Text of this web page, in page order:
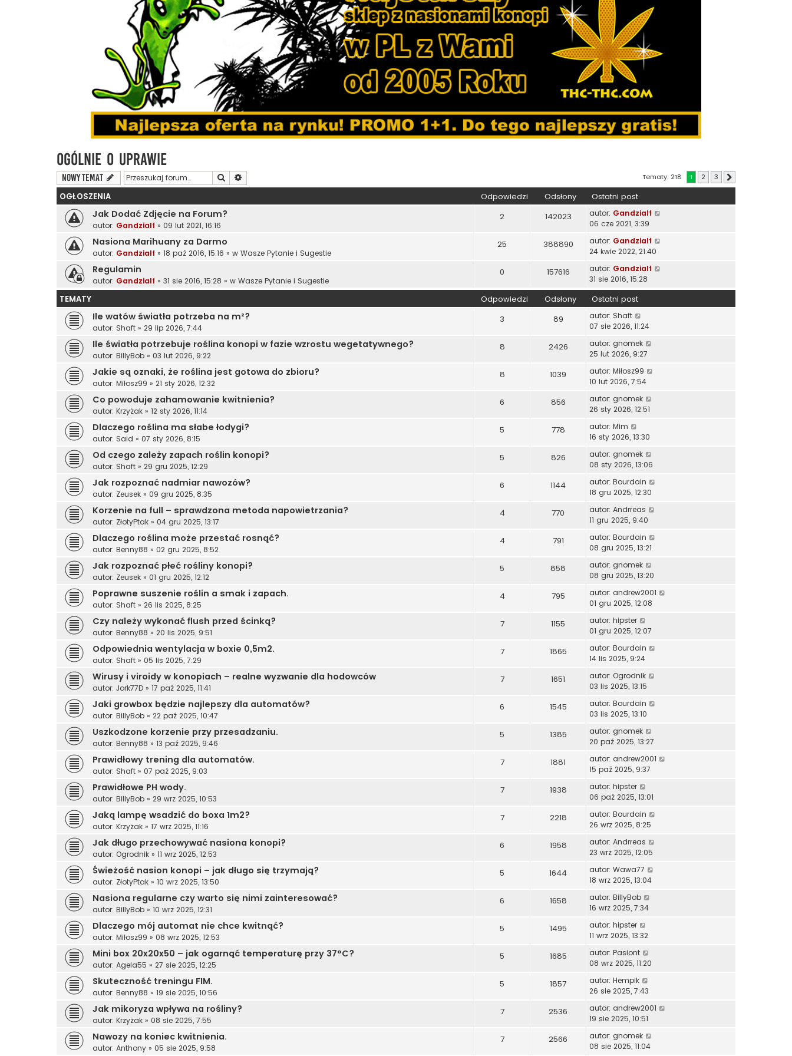
Ogólnie o Uprawie
NOWY TEMAT Szukaj Tematy: 218 1 2 3
OGŁOSZENIA Odpowiedzi Odsłony Ostatni post
Jak Dodać Zdjęcie na Forum?
autor: Gandzialf » 09 lut 2021, 16:16
2 142023 autor: Gandzialf
06 cze 2021, 3:39
Nasiona Marihuany za Darmo
autor: Gandzialf » 18 paź 2016, 15:16 » w Wasze Pytanie i Sugestie
25 388890 autor: Gandzialf
24 kwie 2022, 21:40
Regulamin
autor: Gandzialf » 31 sie 2016, 15:28 » w Wasze Pytanie i Sugestie
0 157616 autor: Gandzialf
31 sie 2016, 15:28
TEMATY Odpowiedzi Odsłony Ostatni post
Ile watów światła potrzeba na m²?
autor: Shaft » 29 lip 2026, 7:44
3 89 autor: Shaft
07 sie 2026, 11:24
Ile światła potrzebuje roślina konopi w fazie wzrostu wegetatywnego?
autor: BillyBob » 03 lut 2026, 9:22
8 2426 autor: gnomek
25 lut 2026, 9:27
Jakie są oznaki, że roślina jest gotowa do zbioru?
autor: Miłosz99 » 21 sty 2026, 12:32
8 1039 autor: Miłosz99
10 lut 2026, 7:54
Co powoduje zahamowanie kwitnienia?
autor: Krzyżak » 12 sty 2026, 11:14
6 856 autor: gnomek
26 sty 2026, 12:51
Dlaczego roślina ma słabe łodygi?
autor: Said » 07 sty 2026, 8:15
5 778 autor: Mim
16 sty 2026, 13:30
Od czego zależy zapach roślin konopi?
autor: Shaft » 29 gru 2025, 12:29
5 826 autor: gnomek
08 sty 2026, 13:06
Jak rozpoznać nadmiar nawozów?
autor: Zeusek » 09 gru 2025, 8:35
6 1144 autor: Bourdain
18 gru 2025, 12:30
Korzenie na full – sprawdzona metoda napowietrzania?
autor: ZłotyPtak » 04 gru 2025, 13:17
4 770 autor: Andrreas
11 gru 2025, 9:40
Dlaczego roślina może przestać rosnąć?
autor: Benny88 » 02 gru 2025, 8:52
4 791 autor: Bourdain
08 gru 2025, 13:21
Jak rozpoznać płeć rośliny konopi?
autor: Zeusek » 01 gru 2025, 12:12
5 858 autor: gnomek
08 gru 2025, 13:20
Poprawne suszenie roślin a smak i zapach.
autor: Shaft » 26 lis 2025, 8:25
4 795 autor: andrew2001
01 gru 2025, 12:08
Czy należy wykonać flush przed ścinką?
autor: Benny88 » 20 lis 2025, 9:51
7 1155 autor: hipster
01 gru 2025, 12:07
Odpowiednia wentylacja w boxie 0,5m2.
autor: Shaft » 05 lis 2025, 7:29
7 1865 autor: Bourdain
14 lis 2025, 9:24
Wirusy i viroidy w konopiach – realne wyzwanie dla hodowców
autor: Jork77D » 17 paź 2025, 11:41
7 1651 autor: Ogrodnik
03 lis 2025, 13:15
Jaki growbox będzie najlepszy dla automatów?
autor: BillyBob » 22 paź 2025, 10:47
6 1545 autor: Bourdain
03 lis 2025, 13:10
Uszkodzone korzenie przy przesadzaniu.
autor: Benny88 » 13 paź 2025, 9:46
5 1385 autor: gnomek
20 paź 2025, 13:27
Prawidłowy trening dla automatów.
autor: Shaft » 07 paź 2025, 9:03
7 1881 autor: andrew2001
15 paź 2025, 9:37
Prawidłowe PH wody.
autor: BillyBob » 29 wrz 2025, 10:53
7 1938 autor: hipster
06 paź 2025, 13:01
Jaką lampę wsadzić do boxa 1m2?
autor: Krzyżak » 17 wrz 2025, 11:16
7 2218 autor: Bourdain
26 wrz 2025, 8:25
Jak długo przechowywać nasiona konopi?
autor: Ogrodnik » 11 wrz 2025, 12:53
6 1958 autor: Andrreas
23 wrz 2025, 12:05
Świeżość nasion konopi – jak długo się trzymają?
autor: ZłotyPtak » 10 wrz 2025, 13:50
5 1644 autor: Wawa77
18 wrz 2025, 13:04
Nasiona regularne czy warto się nimi zainteresować?
autor: BillyBob » 10 wrz 2025, 12:31
6 1658 autor: BillyBob
16 wrz 2025, 7:34
Dlaczego mój automat nie chce kwitnąć?
autor: Miłosz99 » 08 wrz 2025, 12:53
5 1495 autor: hipster
11 wrz 2025, 13:32
Mini box 20x20x50 – jak ogarnąć temperaturę przy 37°C?
autor: Agela55 » 27 sie 2025, 12:25
5 1685 autor: Pasiont
08 wrz 2025, 11:20
Skuteczność treningu FIM.
autor: Benny88 » 19 sie 2025, 10:56
5 1857 autor: Hempik
26 sie 2025, 7:43
Jak mikoryza wpływa na rośliny?
autor: Krzyżak » 08 sie 2025, 7:55
7 2536 autor: andrew2001
19 sie 2025, 10:51
Nawozy na koniec kwitnienia.
autor: Anthony » 05 sie 2025, 9:58
7 2566 autor: gnomek
08 sie 2025, 11:04